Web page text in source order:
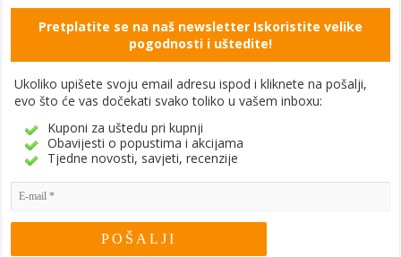
Pretplatite se na naš newsletter Iskoristite velike
pogodnosti i uštedite!
Ukoliko upišete svoju email adresu ispod i kliknete na pošalji,
evo što će vas dočekati svako toliko u vašem inboxu:
Kuponi za uštedu pri kupnji
Obavijesti o popustima i akcijama
Tjedne novosti, savjeti, recenzije